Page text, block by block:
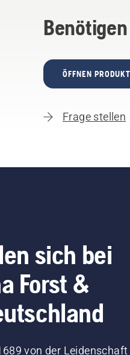
ÖFFNEN
Frage stellen
sich bei
Forst &
von der Leidenschaft